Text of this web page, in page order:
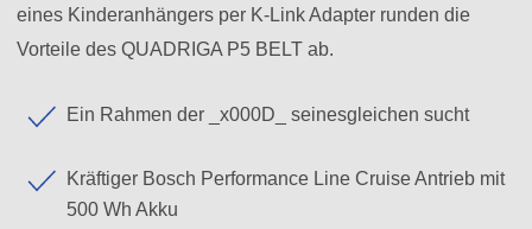
eines Kinderanhängers per K-Link Adapter runden die
Vorteile des QUADRIGA P5 BELT ab.
Ein Rahmen der _x000D_ seinesgleichen sucht
Kräftiger Bosch Performance Line Cruise Antrieb mit
500 Wh Akku